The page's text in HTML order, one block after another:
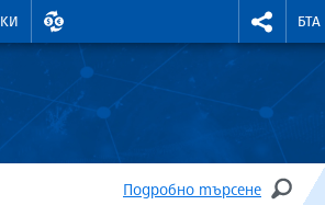
ВАЛУТНИ КУРСОВЕ
БТА
Подробно търсене